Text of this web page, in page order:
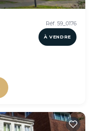
Réf. 59_0176
À VENDRE